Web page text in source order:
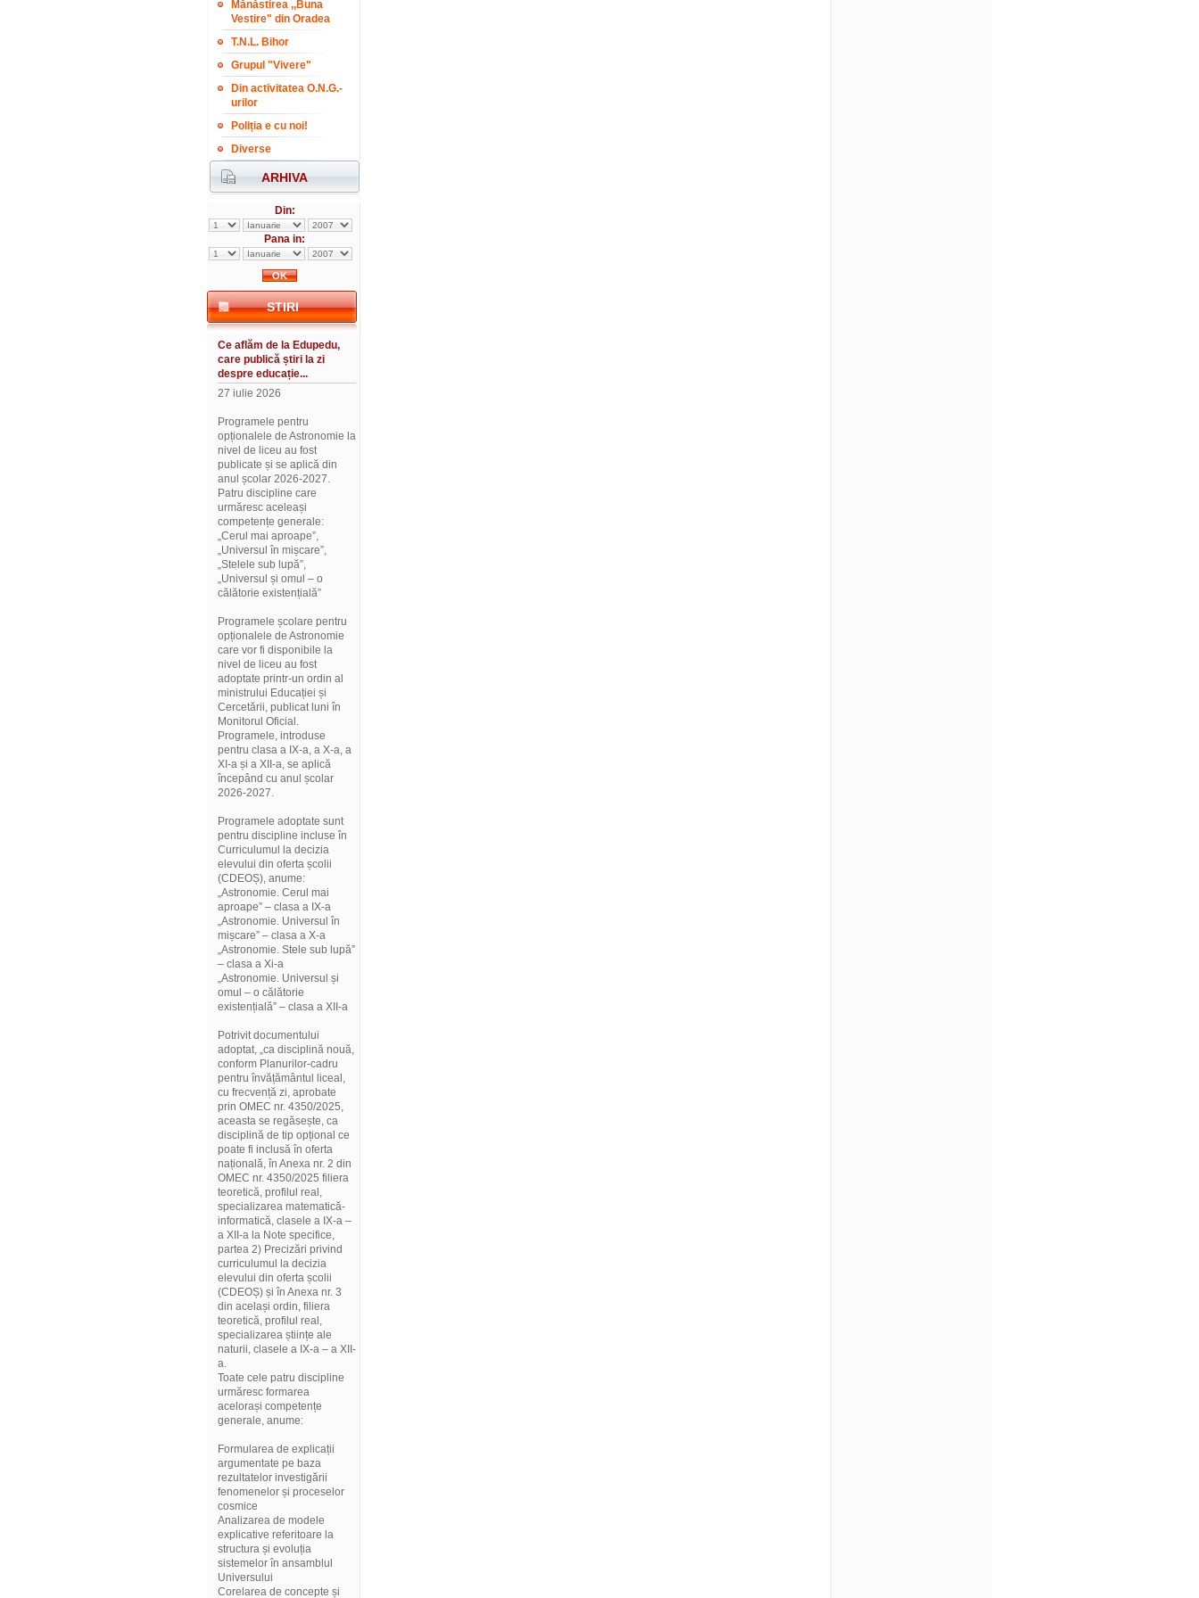
Mănăstirea ,,Buna
Vestire" din Oradea
T.N.L. Bihor
Grupul "Vivere"
Din activitatea O.N.G.-
urilor
Poliția e cu noi!
Diverse
ARHIVA
Din:
Pana in:
STIRI
Ce aflăm de la Edupedu,
care publică știri la zi
despre educație...
27 iulie 2026
Programele pentru
opționalele de Astronomie la
nivel de liceu au fost
publicate și se aplică din
anul școlar 2026-2027.
Patru discipline care
urmăresc aceleași
competențe generale:
„Cerul mai aproape”,
„Universul în mișcare”,
„Stelele sub lupă”,
„Universul și omul – o
călătorie existențială”
Programele școlare pentru
opționalele de Astronomie
care vor fi disponibile la
nivel de liceu au fost
adoptate printr-un ordin al
ministrului Educației și
Cercetării, publicat luni în
Monitorul Oficial.
Programele, introduse
pentru clasa a IX-a, a X-a, a
XI-a și a XII-a, se aplică
începând cu anul școlar
2026-2027.
Programele adoptate sunt
pentru discipline incluse în
Curriculumul la decizia
elevului din oferta școlii
(CDEOȘ), anume:
„Astronomie. Cerul mai
aproape” – clasa a IX-a
„Astronomie. Universul în
mișcare” – clasa a X-a
„Astronomie. Stele sub lupă”
– clasa a Xi-a
„Astronomie. Universul și
omul – o călătorie
existențială” – clasa a XII-a
Potrivit documentului
adoptat, „ca disciplină nouă,
conform Planurilor-cadru
pentru învățământul liceal,
cu frecvență zi, aprobate
prin OMEC nr. 4350/2025,
aceasta se regăsește, ca
disciplină de tip opțional ce
poate fi inclusă în oferta
națională, în Anexa nr. 2 din
OMEC nr. 4350/2025 filiera
teoretică, profilul real,
specializarea matematică-
informatică, clasele a IX-a –
a XII-a la Note specifice,
partea 2) Precizări privind
curriculumul la decizia
elevului din oferta școlii
(CDEOȘ) și în Anexa nr. 3
din același ordin, filiera
teoretică, profilul real,
specializarea științe ale
naturii, clasele a IX-a – a XII-
a.
Toate cele patru discipline
urmăresc formarea
acelorași competențe
generale, anume:
Formularea de explicații
argumentate pe baza
rezultatelor investigării
fenomenelor și proceselor
cosmice
Analizarea de modele
explicative referitoare la
structura și evoluția
sistemelor în ansamblul
Universului
Corelarea de concepte și